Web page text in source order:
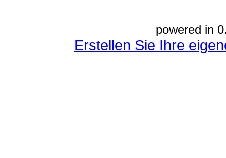
powered in
Erstellen Sie Ihre